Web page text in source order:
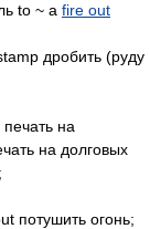
to ~ a fire out
дробить (руду
печать на
на долговых
потушить огонь;